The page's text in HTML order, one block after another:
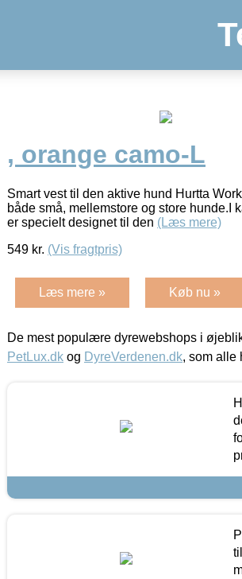
, orange camo-L
Smart vest til den aktive hund Hurtta
både små, mellemstore og store hunde.I
er specielt designet til den (Læs mere)
549 kr. (Vis fragtpris)
Læs mere » Køb nu »
De mest populære dyrewebshops i
PetLux.dk og DyreVerdenen.dk, som alle